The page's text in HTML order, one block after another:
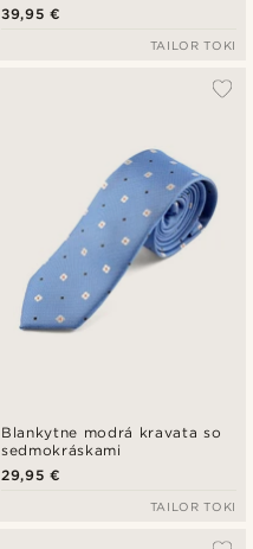
39,95 €
TAILOR TOKI
Blankytne modrá kravata so
sedmokráskami
29,95 €
TAILOR TOKI